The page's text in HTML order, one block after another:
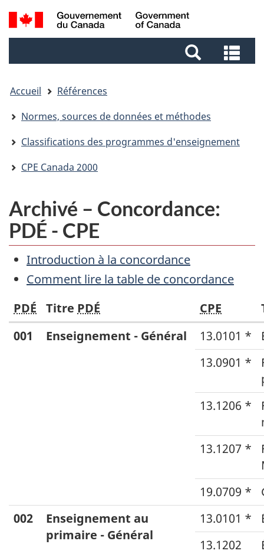
Aller
au
Aller
au
Passer
à
Recherche
et
et
Accueil
Références
Normes, sources de données et méthodes
Classifications des programmes d'enseignement
CPE Canada 2000
Archivé – Concordance:
PDÉ - CPE
Introduction à la concordance
Comment lire la table de concordance
Concordance
entre
le
PDÉ,
Concordance
PDÉ Titre PDÉ CPE
001
Enseignement - Général 13.0101 *
13.0901 *
13.1206 *
13.1207 *
19.0709 *
002
Enseignement au
primaire - Général
13.0101 *
13.1202